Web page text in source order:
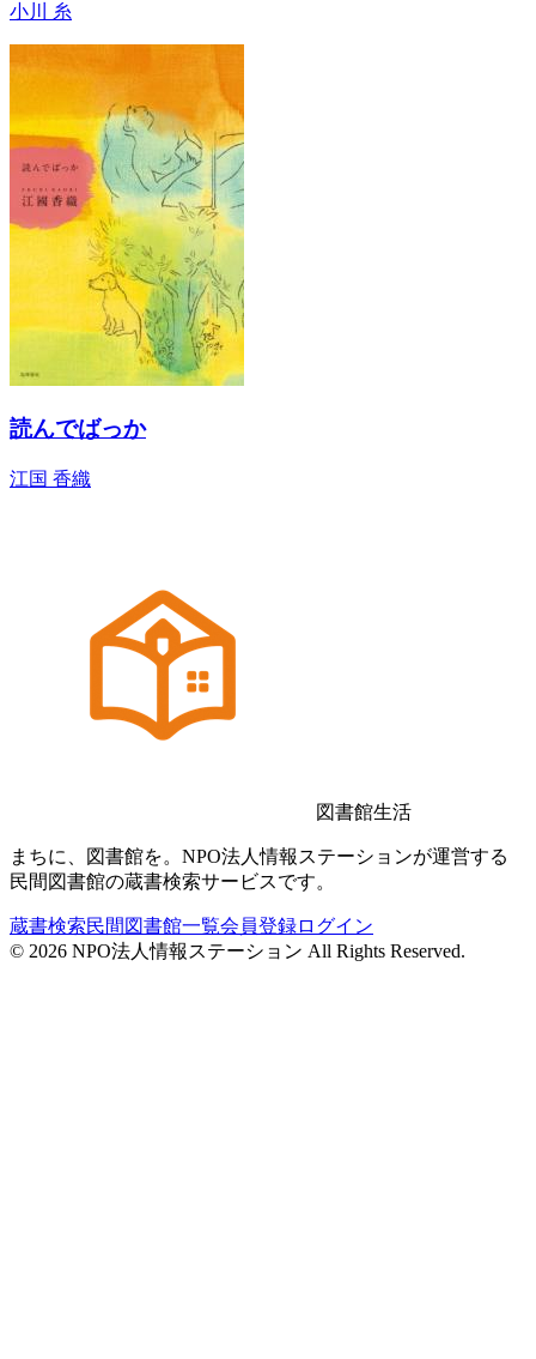
小川 糸
読んでばっか
江国 香織
図書館生活
まちに、図書館を。NPO法人情報ステーションが運営する
民間図書館の蔵書検索サービスです。
蔵書検索民間図書館一覧会員登録ログイン
© 2026 NPO法人情報ステーション All Rights Reserved.